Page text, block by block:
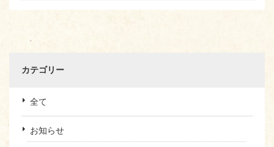
カテゴリー
全て
お知らせ